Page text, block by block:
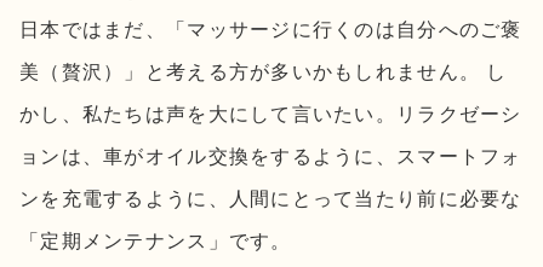
日本ではまだ、「マッサージに行くのは自分へのご褒
美（贅沢）」と考える方が多いかもしれません。 し
かし、私たちは声を大にして言いたい。リラクゼーシ
ョンは、車がオイル交換をするように、スマートフォ
ンを充電するように、人間にとって当たり前に必要な
「定期メンテナンス」です。